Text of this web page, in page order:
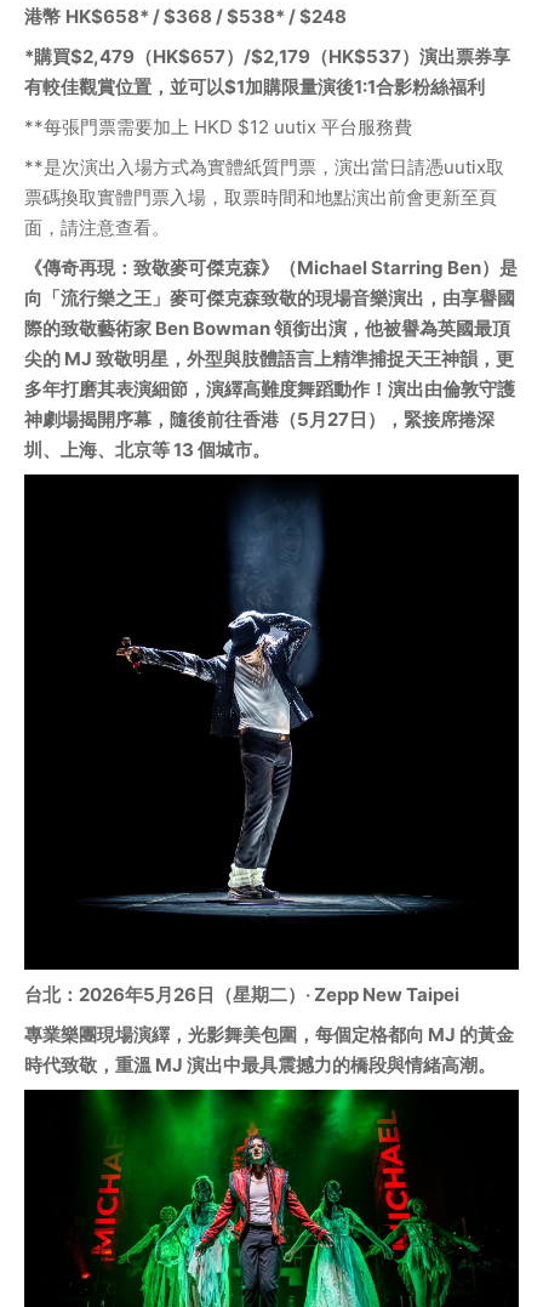
港幣 HK$658* / $368 / $538* / $248
*購買$2,479（HK$657）/$2,179（HK$537）演出票券享
有較佳觀賞位置，並可以$1加購限量演後1:1合影粉絲福利
**每張門票需要加上 HKD $12 uutix 平台服務費
**是次演出入場方式為實體紙質門票，演出當日請憑uutix取
票碼換取實體門票入場，取票時間和地點演出前會更新至頁
面，請注意查看。
《傳奇再現：致敬麥可傑克森》（Michael Starring Ben）是
向「流行樂之王」麥可傑克森致敬的現場音樂演出，由享譽國
際的致敬藝術家 Ben Bowman 領銜出演，他被譽為英國最頂
尖的 MJ 致敬明星，外型與肢體語言上精準捕捉天王神韻，更
多年打磨其表演細節，演繹高難度舞蹈動作！演出由倫敦守護
神劇場揭開序幕，隨後前往香港（5月27日），緊接席捲深
圳、上海、北京等 13 個城市。
台北：2026年5月26日（星期二）‧ Zepp New Taipei
專業樂團現場演繹，光影舞美包圍，每個定格都向 MJ 的黃金
時代致敬，重溫 MJ 演出中最具震撼力的橋段與情緒高潮。